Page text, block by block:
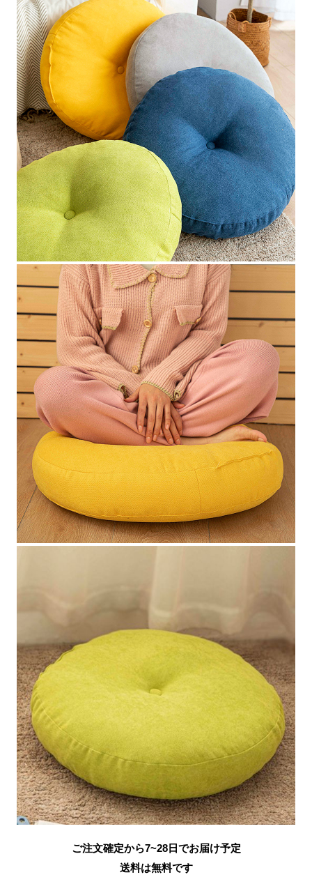
ご注文確定から7~28日でお届け予定
送料は無料です